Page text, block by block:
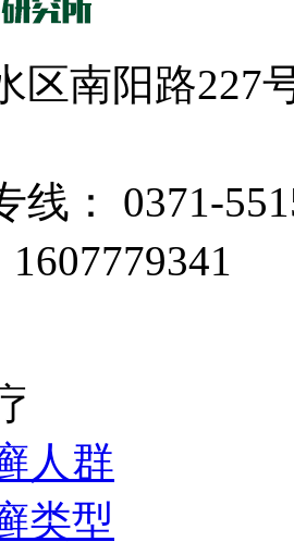
区南阳路227
线： 0371-
人群
类型